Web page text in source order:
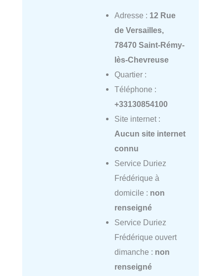
Adresse : 12 Rue
de Versailles,
78470 Saint-Rémy-
lès-Chevreuse
Quartier :
Téléphone :
+33130854100
Site internet :
Aucun site internet
connu
Service Duriez
Frédérique à
domicile : non
renseigné
Service Duriez
Frédérique ouvert
dimanche : non
renseigné